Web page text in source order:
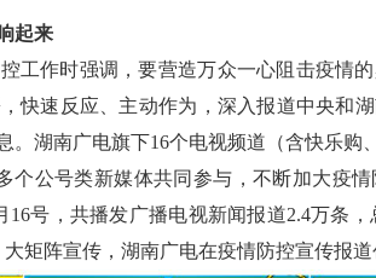
起来
工作时强调，要营造万众一心阻击疫情
快速反应、主动作为，深入报道中央和
湖南广电旗下16个电视频道（含快乐购
个公号类新媒体共同参与，不断加大疫
号，共播发广播电视新闻报道2.4万条
矩阵宣传，湖南广电在疫情防控宣传报道